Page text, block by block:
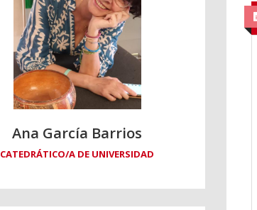
Ana García Barrios
CATEDRÁTICO/A DE UNIVERSIDAD